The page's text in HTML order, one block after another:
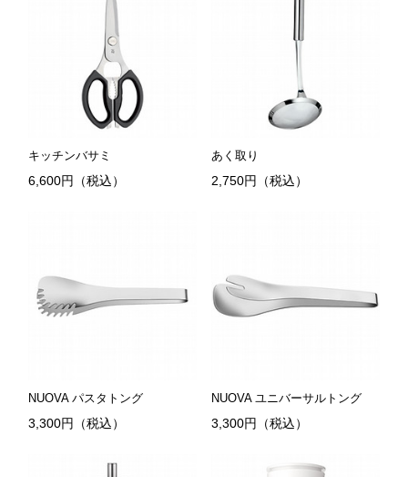
キッチンバサミ
6,600円（税込）
あく取り
2,750円（税込）
NUOVA パスタトング
3,300円（税込）
NUOVA ユニバーサルトング
3,300円（税込）